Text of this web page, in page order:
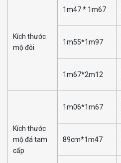
Kích thước
mộ đôi
1m47 * 1m67
1m55*1m97
1m67*2m12
Kích thước
mộ đá tam
cấp
1m06*1m67
89cm*1m47